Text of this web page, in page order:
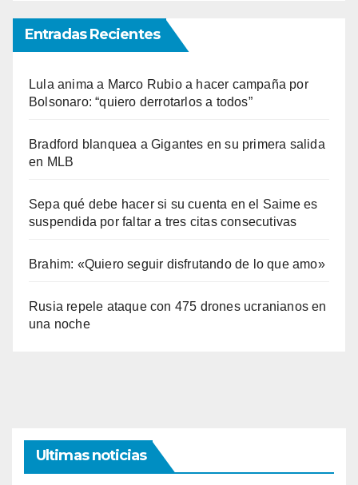
Entradas Recientes
Lula anima a Marco Rubio a hacer campaña por
Bolsonaro: “quiero derrotarlos a todos”
Bradford blanquea a Gigantes en su primera salida
en MLB
Sepa qué debe hacer si su cuenta en el Saime es
suspendida por faltar a tres citas consecutivas
Brahim: «Quiero seguir disfrutando de lo que amo»
Rusia repele ataque con 475 drones ucranianos en
una noche
Ultimas noticias